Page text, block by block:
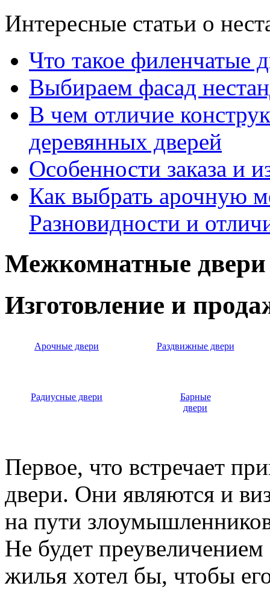
Интересные статьи о
Что такое филенчатые
Выбираем фасад
В чем отличие
деревянных дверей
Особенности заказа и
Как выбрать арочную
Разновидности и
Межкомнатные двери
Изготовление и
Арочные двери Раздвижные двери
Радиусные двери
Барные
двери
Первое, что встречает
двери. Они являются и
на пути
Не будет
жилья хотел бы, чтобы